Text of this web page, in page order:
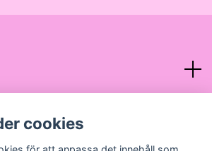
cookies